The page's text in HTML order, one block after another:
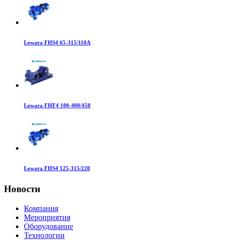
Lowara FHS4 65-315/110A
Lowara FHF4 100-400/450
Lowara FHS4 125-315/220
Новости
Компания
Мероприятия
Оборудование
Технологии